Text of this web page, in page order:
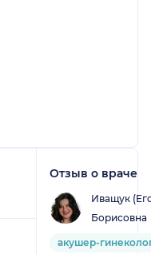
Отзыв о враче
Иващук
Борисовна
акушер-